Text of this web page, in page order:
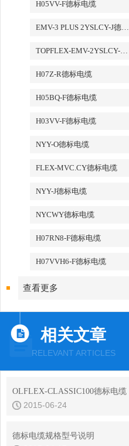
H05VV-F德标电缆
EMV-3 PLUS 2YSLCY-J德标电缆
TOPFLEX-EMV-2YSLCY-J德标电缆
H07Z-R德标电缆
H05BQ-F德标电缆
H03VV-F德标电缆
NYY-O德标电缆
FLEX-MVC.CY德标电缆
NYY-J德标电缆
NYCWY德标电缆
H07RN8-F德标电缆
H07VVH6-F德标电缆
查看更多
相关文章
RELEVANT ARTICLES
OLFLEX-CLASSIC100德标电缆
2015-06-24
德标电缆规格型号说明